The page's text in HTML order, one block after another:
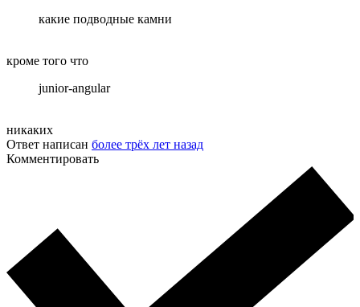
какие подводные камни
кроме того что
junior-angular
никаких
Ответ написан более трёх лет назад
Комментировать